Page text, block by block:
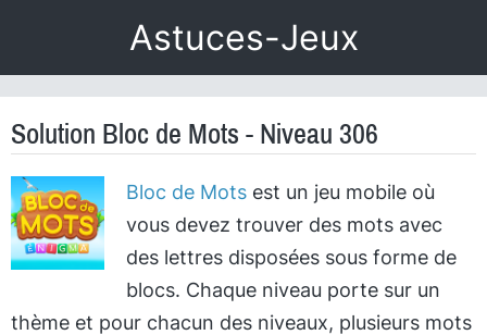
Astuces-Jeux
Solution Bloc de Mots - Niveau 306
Bloc de Motsest un jeu mobile où
vous devez trouver des mots avec
des lettres disposées sous forme de
blocs. Chaque niveau porte sur un
thème et pour chacun des niveaux, plusieurs mots